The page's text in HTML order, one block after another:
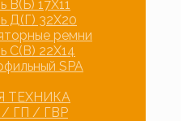
В(Б) 17Х11
Д(Г) 32Х20
ремни
С(В) 22Х14
SPA
ТЕХНИКА
/ ГП / ГВР